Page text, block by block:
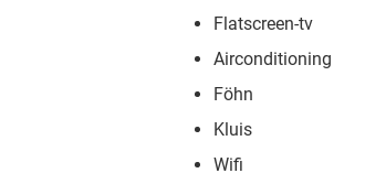
Flatscreen-tv
Airconditioning
Föhn
Kluis
Wifi